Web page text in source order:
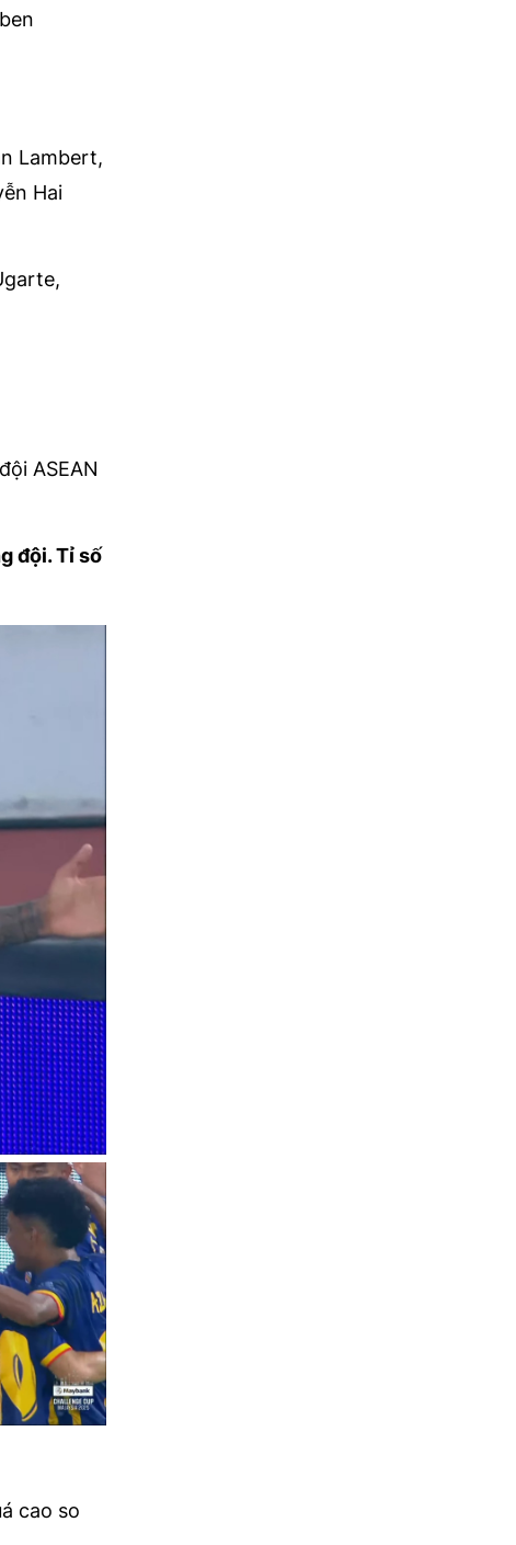
Lambert,
Hai
ASEAN
đội. Tỉ số
cao so